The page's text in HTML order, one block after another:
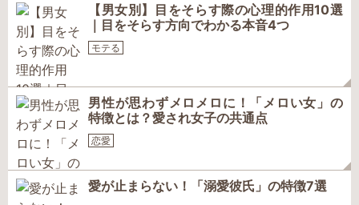
【男女別】目をそらす際の心理的作用10選
｜目をそらす方向でわかる本音4つ
モテる
男性が思わずメロメロに！「メロい女」の
特徴とは？愛され女子の共通点
恋愛
愛が止まらない！「溺愛彼氏」の特徴7選